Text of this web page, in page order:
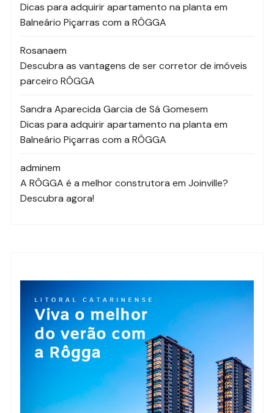
Dicas para adquirir apartamento na planta em
Balneário Piçarras com a RÔGGA
Rosanaem
Descubra as vantagens de ser corretor de imóveis
parceiro RÔGGA
Sandra Aparecida Garcia de Sá Gomesem
Dicas para adquirir apartamento na planta em
Balneário Piçarras com a RÔGGA
adminem
A RÔGGA é a melhor construtora em Joinville?
Descubra agora!